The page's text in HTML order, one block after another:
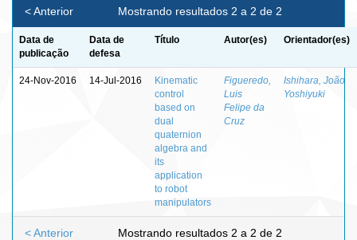
Mostrando resultados 2 a 2 de 2
< Anterior
Data de
publicação
Data de
defesa
Título Autor(es) Orientador(es)
24-Nov-2016 14-Jul-2016
Kinematic
control
based on
dual
quaternion
algebra and
its
application
to robot
manipulators
Figueredo,
Luis
Felipe da
Cruz
Ishihara, João
Yoshiyuki
Mostrando resultados 2 a 2 de 2
< Anterior